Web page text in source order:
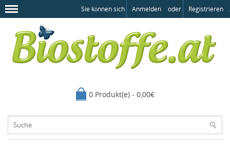
Sie können sich Anmelden oder Registrieren .
0 Produkt(e) - 0,00€